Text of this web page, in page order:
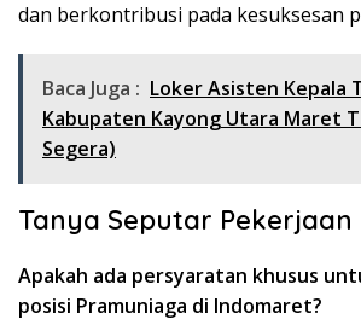
dan berkontribusi pada kesuksesan
Baca Juga : Loker Asisten Kepala
Kabupaten Kayong Utara Maret
Segera)
Tanya Seputar Pekerjaan
Apakah ada persyaratan khusus
posisi Pramuniaga di Indomaret?